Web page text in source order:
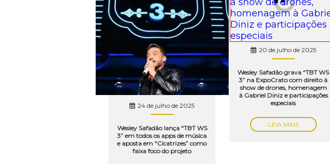
24 de julho de 2025
Wesley Safadão lança “TBT WS
3” em todos os apps de música
e aposta em “Cicatrizes” como
faixa foco do projeto
20 de julho de 2025
Wesley Safadão grava “TBT WS
3” na ExpoCrato com direito à
show de drones, homenagem
à Gabriel Diniz e participações
especiais
LEIA MAIS